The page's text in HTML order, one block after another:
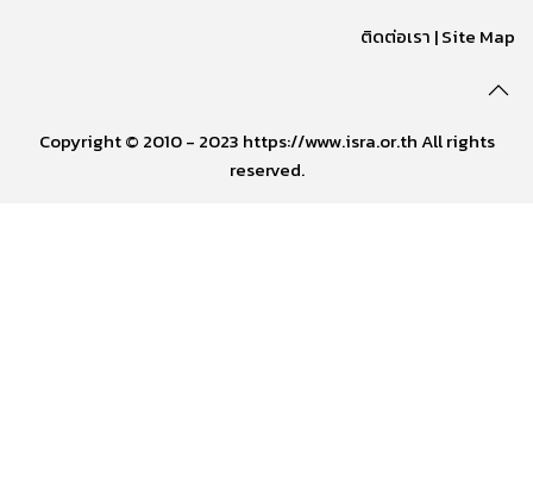
ติดต่อเรา |Site Map
Copyright © 2010 - 2023 https://www.isra.or.th All rights
reserved.